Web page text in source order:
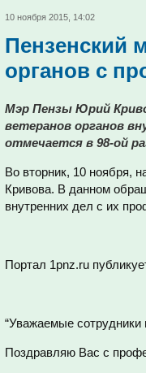
10 ноября 2015, 14:02
Пензенский
органов с
Мэр Пензы Юрий
ветеранов органов
отмечается в 98-ой
Во вторник, 10 ноября,
Кривова. В данном
внутренних дел с их
Портал 1pnz.ru
“Уважаемые сотрудники
Поздравляю Вас с